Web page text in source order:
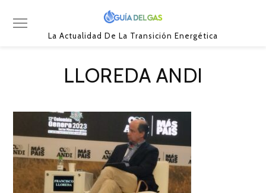
La Actualidad De La Transición Energética
LLOREDA ANDI